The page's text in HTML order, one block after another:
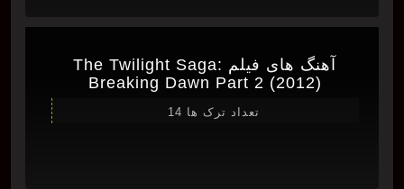
آهنگ های فیلم The Twilight Saga:
Breaking Dawn Part 2 (2012)
تعداد ترک ها 14